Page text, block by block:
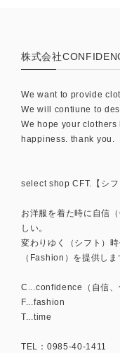
株式会社
We want to provide
We will contiune to
We hope your
happiness. thank you.
select shop CFT.【シフ
お洋服を着た時に自信
しい。
変わりゆく（シフト）
（Fashion）を提供しま
C...confidence（自信、
F...fashion
T...time
TEL：0985-40-1411